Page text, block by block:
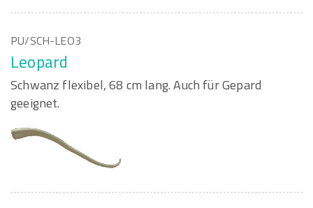
PU/SCH-LEO3
Leopard
Schwanz flexibel, 68 cm lang. Auch für Gepard
geeignet.